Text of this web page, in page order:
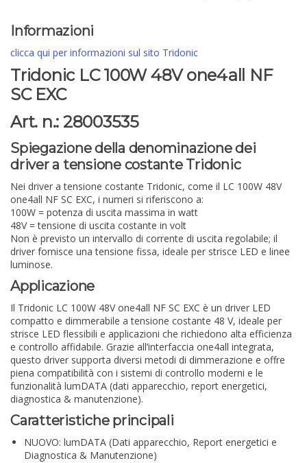
Informazioni
clicca qui per informazioni sul sito Tridonic
Tridonic LC 100W 48V one4all NF
SC EXC
Art. n.: 28003535
Spiegazione della denominazione dei
driver a tensione costante Tridonic
Nei driver a tensione costante Tridonic, come il LC 100W 48V
one4all NF SC EXC, i numeri si riferiscono a:
100W = potenza di uscita massima in watt
48V= tensione di uscita costante in volt
Non è previsto un intervallo di corrente di uscita regolabile; il
driver fornisce una tensione fissa, ideale per strisce LED e linee
luminose.
Applicazione
Il Tridonic LC 100W 48V one4all NF SC EXC è un driver LED
compatto e dimmerabile a tensione costante 48 V, ideale per
strisce LED flessibili e applicazioni che richiedono alta efficienza
e controllo affidabile. Grazie all’interfaccia one4all integrata,
questo driver supporta diversi metodi di dimmerazione e offre
piena compatibilità con i sistemi di controllo moderni e le
funzionalità lumDATA (dati apparecchio, report energetici,
diagnostica & manutenzione).
Caratteristiche principali
NUOVO: lumDATA (Dati apparecchio, Report energetici e
Diagnostica & Manutenzione)